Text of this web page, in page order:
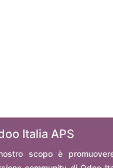
Italia APS
scopo è